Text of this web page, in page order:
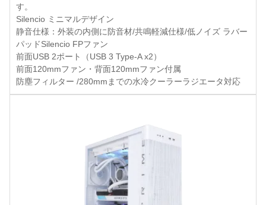
す。
Silencio ミニマルデザイン
静音仕様：外装の内側に防音材/共鳴軽減仕様/低ノイズ ラバー
パッドSilencio FPファン
前面USB 2ポート（USB 3 Type-A x2）
前面120mmファン・背面120mmファン付属
防塵フィルター /280mmまでの水冷クーラーラジエータ対応